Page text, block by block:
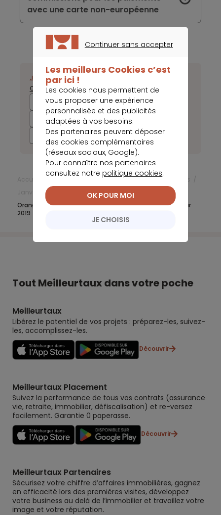
avec une carte non-européenne
2025 2024 2023
2022
2021
2020 2019
2017
JanvierFévrierMars
OctobreNovembreDécembre
Actualités Frais bancaires
Janvier 2019
Orange Bank brigue des résultats financiers positifs pour
2019
Tout Meilleurtaux dans votre poche
Meilleurtaux
Libérez le potentiel de vos projets : préparez-les, suivez-
les, accomplissez-les.
Découvrir
Meilleurtaux Placement
Suivez la performance de tous vos contrats (assurance
vie, retraite, immobilier, défiscalisation) et re-versez
facilement. Garantie 0 paperasse.
Découvrir
Meilleurtaux Partenaires
Sécurisez votre chiffre d’affaires immobilières, gagnez
en efficacité lors des premières visites, développez
votre business au delà de l’immobilier et travaillez votre
image et votre réputation.
Continuer sans accepter
Les meilleurs Cookies c’est
par ici !
Les cookies nous permettent de
vous proposer une expérience
personnalisée et des publicités
adaptées à vos besoins.
Des partenaires peuvent déposer
des cookies complémentaires
(réseaux sociaux, Google).
Pour connaître nos partenaires
consultez notre politique cookies.
JE CHOISIS
OK POUR MOI